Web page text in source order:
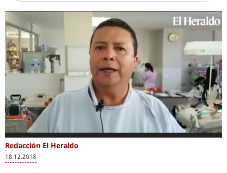
0
seconds
of
0
Más Videos
Redacción El Heraldo
18.12.2018